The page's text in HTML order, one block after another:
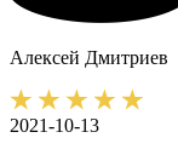
Алексей Дмитриев
2021-10-13